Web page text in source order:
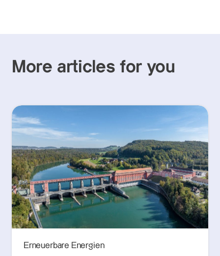
More articles for you
Erneuerbare Energien